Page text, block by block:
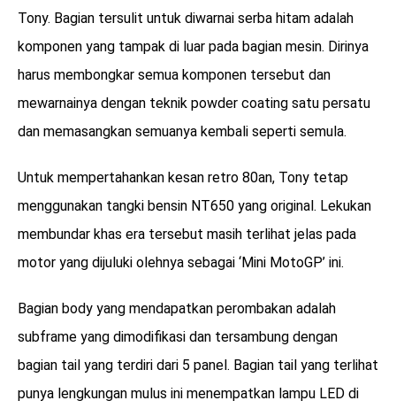
Tony. Bagian tersulit untuk diwarnai serba hitam adalah
komponen yang tampak di luar pada bagian mesin. Dirinya
harus membongkar semua komponen tersebut dan
mewarnainya dengan teknik powder coating satu persatu
dan memasangkan semuanya kembali seperti semula.
Untuk mempertahankan kesan retro 80an, Tony tetap
menggunakan tangki bensin NT650 yang original. Lekukan
membundar khas era tersebut masih terlihat jelas pada
motor yang dijuluki olehnya sebagai ‘Mini MotoGP’ ini.
Bagian body yang mendapatkan perombakan adalah
subframe yang dimodifikasi dan tersambung dengan
bagian tail yang terdiri dari 5 panel. Bagian tail yang terlihat
punya lengkungan mulus ini menempatkan lampu LED di